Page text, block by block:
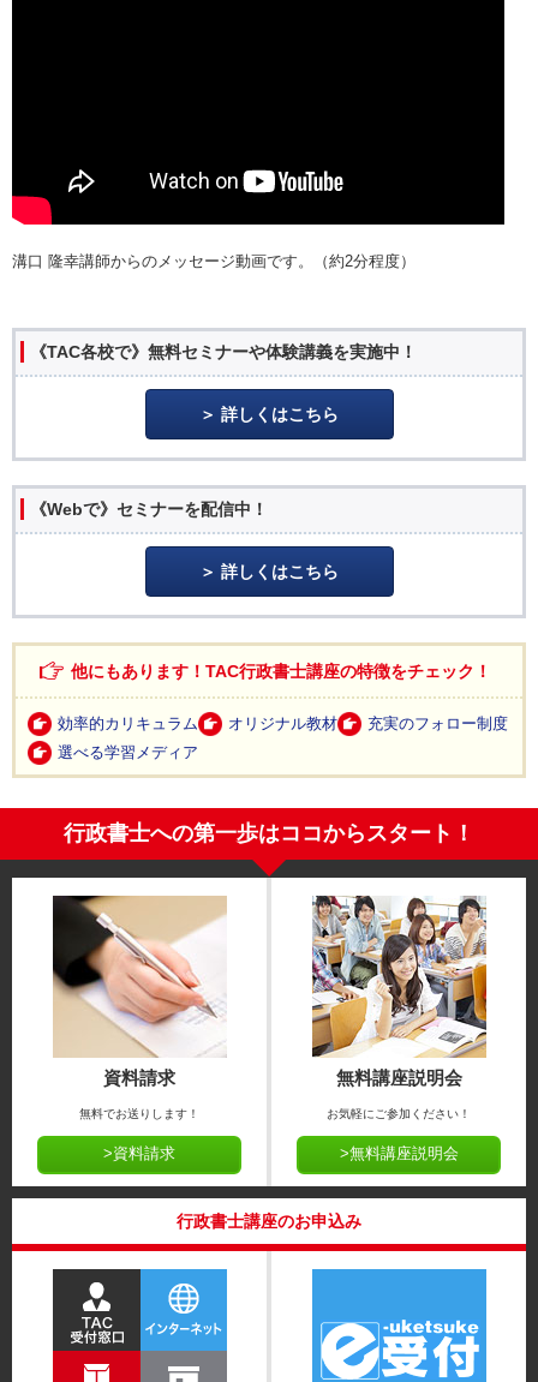
溝口 隆幸講師からのメッセージ動画です。（約2分程度）
《TAC各校で》無料セミナーや体験講義を実施中！
詳しくはこちら
《Webで》セミナーを配信中！
詳しくはこちら
他にもあります！TAC行政書士講座の特徴をチェック！
効率的カリキュラム オリジナル教材
充実のフォロー制度
選べる学習メディア
行政書士への第一歩はココからスタート！
資料請求
無料でお送りします！
>資料請求
無料講座説明会
お気軽にご参加ください！
>無料講座説明会
行政書士講座のお申込み